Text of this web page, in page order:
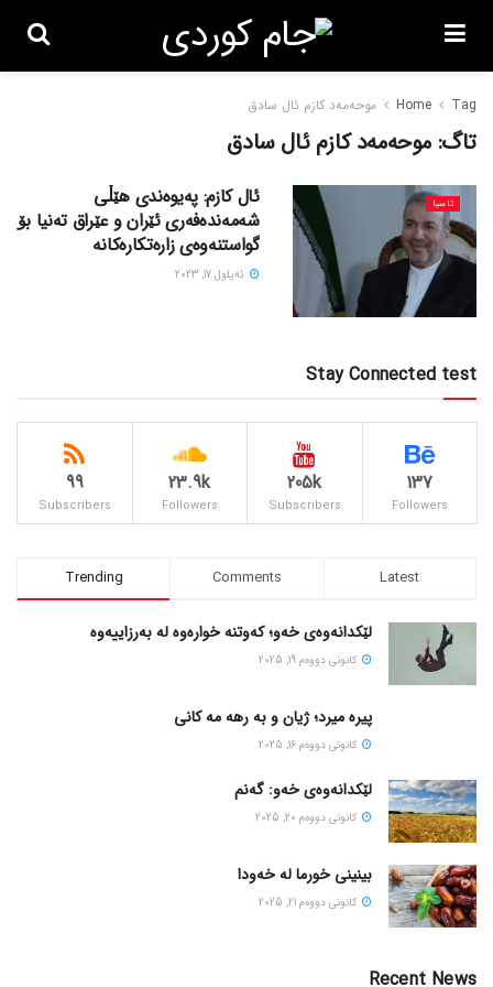
Home Tag موحەمەد کازم ئال سادق
تاگ: موحەمەد کازم ئال سادق
ئاسیا
ئال کازم: پەیوەندی هێڵی
شەمەندەفەری ئێران و عێراق تەنیا بۆ
گواستنەوەی زارەتکارەکانە
ئه‌یلول 17, 2023
Stay Connected test
137
Followers
205k
Subscribers
23.9k
Followers
99
Subscribers
Trending Comments Latest
لێکدانەوەی خەو؛ کەوتنە خوارەوە لە بەرزاییەوە
كانونی دووه‌م 19, 2025
پیره میرد؛ ژیان و به رهه مه کانی
كانونی دووه‌م 16, 2025
لێکدانەوەی خەو: گەنم
كانونی دووه‌م 20, 2025
بینینی خورما لە خەودا
كانونی دووه‌م 21, 2025
Recent News